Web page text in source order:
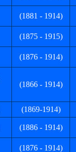
(1881 - 1914)
(1875 - 1915)
(1876 - 1914)
(1866 - 1914)
(1869-1914)
(1886 - 1914)
(1876 - 1914)